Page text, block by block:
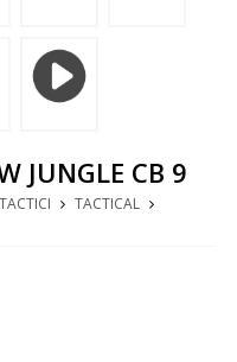
JUNGLE CB 9
TACTICAL